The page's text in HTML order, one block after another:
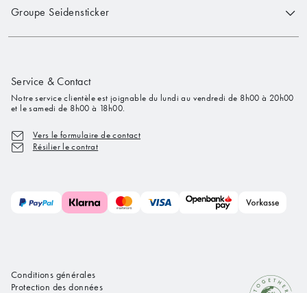
Groupe Seidensticker
Service & Contact
Notre service clientèle est joignable du lundi au vendredi de 8h00 à 20h00
et le samedi de 8h00 à 18h00.
Vers le formulaire de contact
Résilier le contrat
Conditions générales
Protection des données